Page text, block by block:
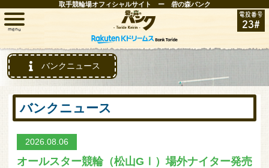
取手競輪場オフィシャルサイト ー 砦の森バンク
menu
電投番号
23#
トップ
レース情報
開催日程
バンクニュース
バンクニュース
2026.08.06
オールスター競輪（松山GⅠ）場外ナイター発売